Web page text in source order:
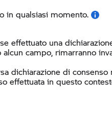
in qualsiasi momento.
effettuato una
campo, rimarranno
dichiarazione di
effettuata in questo